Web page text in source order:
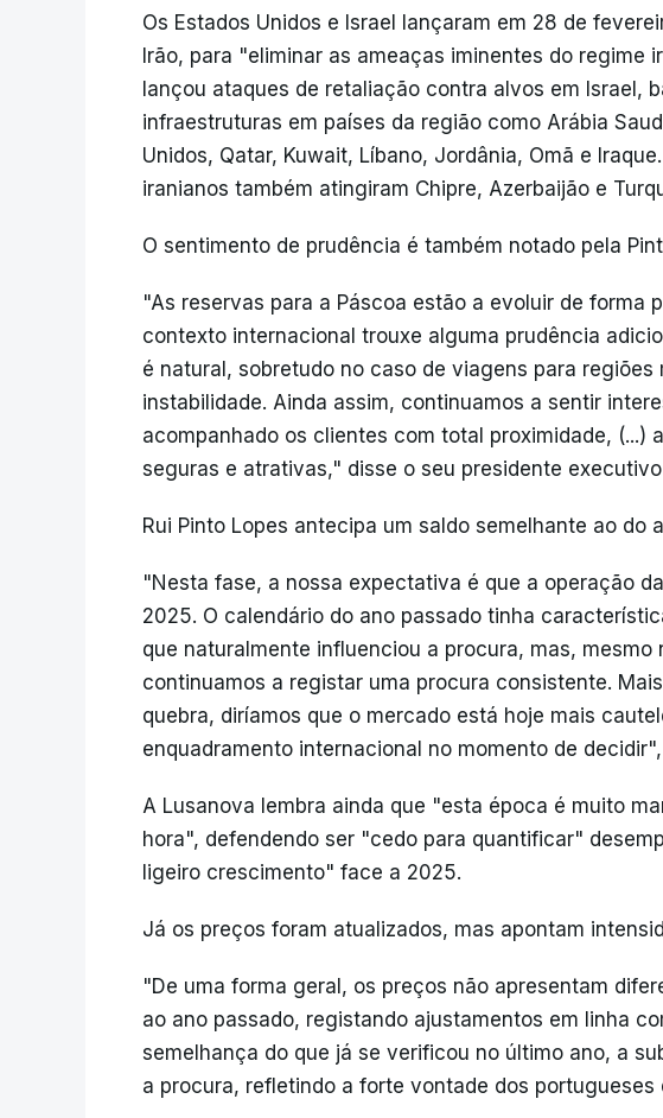
Os Estados Unidos e Israel lançaram em 28 de
Irão, para "eliminar as ameaças iminentes do regime
lançou ataques de retaliação contra alvos em Israel,
infraestruturas em países da região como Arábia
Unidos, Qatar, Kuwait, Líbano, Jordânia, Omã e
iranianos também atingiram Chipre, Azerbaijão e
O sentimento de prudência é também notado pela
"As reservas para a Páscoa estão a evoluir de forma
contexto internacional trouxe alguma prudência
é natural, sobretudo no caso de viagens para regiões
instabilidade. Ainda assim, continuamos a sentir
acompanhado os clientes com total proximidade, (...)
seguras e atrativas," disse o seu presidente executivo
Rui Pinto Lopes antecipa um saldo semelhante ao do
"Nesta fase, a nossa expectativa é que a operação
2025. O calendário do ano passado tinha
que naturalmente influenciou a procura, mas,
continuamos a registar uma procura consistente.
quebra, diríamos que o mercado está hoje mais
enquadramento internacional no momento de
A Lusanova lembra ainda que "esta época é muito
hora", defendendo ser "cedo para quantificar"
ligeiro crescimento" face a 2025.
Já os preços foram atualizados, mas apontam
"De uma forma geral, os preços não apresentam
ao ano passado, registando ajustamentos em linha
semelhança do que já se verificou no último ano, a
a procura, refletindo a forte vontade dos portugueses